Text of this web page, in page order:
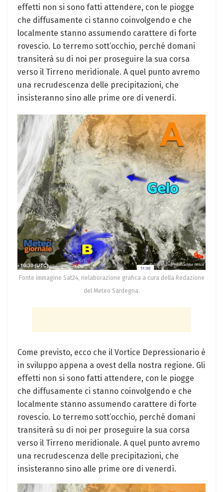
effetti non si sono fatti attendere, con le piogge
che diffusamente ci stanno coinvolgendo e che
localmente stanno assumendo carattere di forte
rovescio. Lo terremo sott’occhio, perché domani
transiterà su di noi per proseguire la sua corsa
verso il Tirreno meridionale. A quel punto avremo
una recrudescenza delle precipitazioni, che
insisteranno sino alle prime ore di venerdì.
Fonte immagine Sat24, rielaborazione grafica a cura della Redazione
del Meteo Sardegna.
Come previsto, ecco che il Vortice Depressionario è
in sviluppo appena a ovest della nostra regione. Gli
effetti non si sono fatti attendere, con le piogge
che diffusamente ci stanno coinvolgendo e che
localmente stanno assumendo carattere di forte
rovescio. Lo terremo sott’occhio, perché domani
transiterà su di noi per proseguire la sua corsa
verso il Tirreno meridionale. A quel punto avremo
una recrudescenza delle precipitazioni, che
insisteranno sino alle prime ore di venerdì.